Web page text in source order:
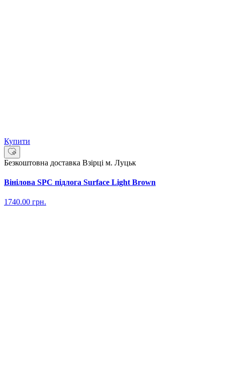
Купити
Безкоштовна доставка Взірці м. Луцьк
Вінілова SPC підлога Surface Light Brown
1740.00 грн.